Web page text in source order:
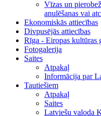
Vīzas un
anulēšanas vai
Ekonomiskās attiecības
Divpusējās attiecības
Rīga - Eiropas kultūras
Fotogalerija
Saites
Atpakaļ
Informācija par
Tautiešiem
Atpakaļ
Saites
Latviešu valoda